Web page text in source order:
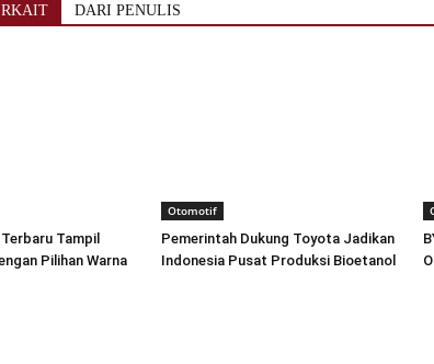
DARI PENULIS
Tampil
Pilihan Warna
Otomotif
Pemerintah Dukung Toyota Jadikan
Indonesia Pusat Produksi Bioetanol